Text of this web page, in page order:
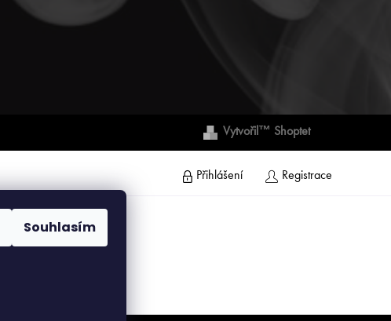
Souhlasím
Vytvořil™ Shoptet
Přihlášení Registrace